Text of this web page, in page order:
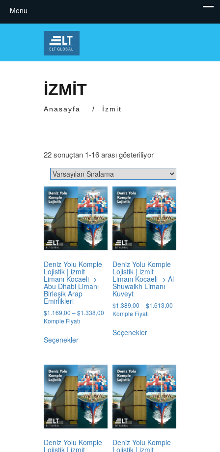
İZMIT
Anasayfa / İzmit
22 sonuçtan 1-16 arası gösteriliyor
Deniz Yolu Komple
Lojistik | izmit
Limanı Kocaeli ->
Abu Dhabi Limanı
Birleşik Arap
Emirlikleri
$1.169,00 –$1.338,00 Price
$1.169,00
through
Komple Fiyatı
Seçeneklerürünün
varyasyonu
var.
Seçenekler
ürün
sayfasından
seçilebilir
Deniz Yolu Komple
Lojistik | izmit
Limanı Kocaeli -> Al
Shuwaikh Limanı
Kuveyt
$1.389,00 – $1.613,00
Komple Fiyatı
Seçeneklerürünün
varyasyonu
var.
Seçenekler
ürün
sayfasından
seçilebilir
Deniz Yolu Komple
Lojistik | izmit
Deniz Yolu Komple
Lojistik | izmit